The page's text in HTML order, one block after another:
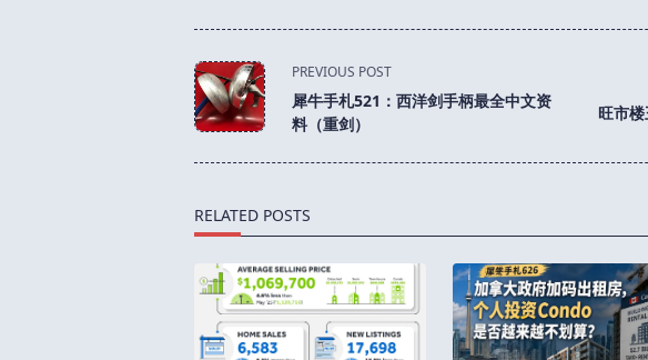
<span
class="nav-
subtitle
PREVIOUS POST
犀牛手札521：西洋剑手柄最全中文资
料（重剑）
旺市
RELATED POSTS